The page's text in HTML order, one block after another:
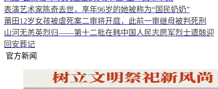
表演艺术家陈奇去世，享年96岁的她被称为“国民奶奶”
莆田12岁女孩被虐死案二审将开庭，此前一审继母被判死刑
山河无恙英烈归——第十二批在韩中国人民志愿军烈士遗骸迎
回安葬记
官方新闻